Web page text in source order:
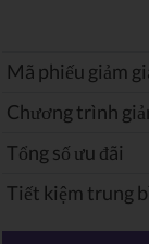
Mã phiếu giảm
Chương trình
Tổng số ưu đãi
Tiết kiệm trung